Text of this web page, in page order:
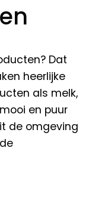
Dat
heerlijke
als melk,
en puur
de omgeving